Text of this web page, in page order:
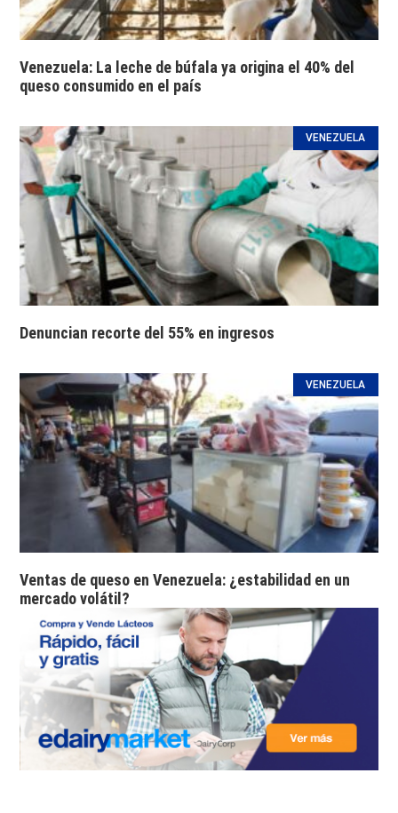
Venezuela: La leche de búfala ya origina el 40% del
queso consumido en el país
VENEZUELA
Denuncian recorte del 55% en ingresos
VENEZUELA
Ventas de queso en Venezuela: ¿estabilidad en un
mercado volátil?